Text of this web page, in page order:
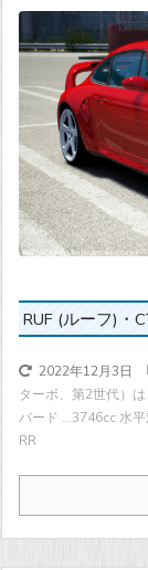
RUF (ルーフ)・
2022年12月3日
ターボ、第2世代）
バード ...3746cc 水
RR